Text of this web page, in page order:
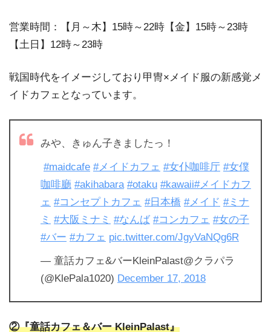
営業時間：【月～木】15時～22時【金】15時～23時
【土日】12時～23時
戦国時代をイメージしており甲冑×メイド服の新感覚メ
イドカフェとなっています。
みや、きゅん子きましたっ！
#maidcafe #メイドカフェ #女仆咖啡厅 #女僕
咖啡廳 #akihabara #otaku #kawaii#メイドカフ
ェ #コンセプトカフェ #日本橋 #メイド #ミナ
ミ #大阪ミナミ #なんば #コンカフェ #女の子
#バー #カフェ pic.twitter.com/JgyVaNQg6R
— 童話カフェ&バーKleinPalast@クラパラ
(@KlePala1020) December 17, 2018
②『童話カフェ＆バー KleinPalast』